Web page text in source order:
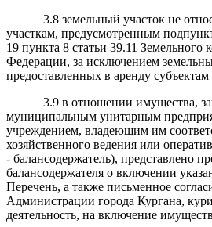
3.8 земельный участок не
участкам, предусмотренным
19 пункта 8 статьи 39.11 Земельного
Федерации, за исключением
предоставленных в аренду
3.9 в отношении имущества,
муниципальным унитарным
учреждением, владеющим им
хозяйственного ведения или
- балансодержатель), представлено
балансодержателя о включении
Перечень, а также письменное
Администрации города Кургана,
деятельность, на включение